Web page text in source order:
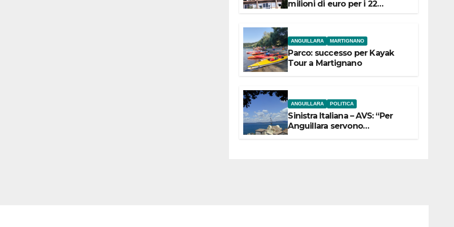
milioni di euro per i 22
ANGUILLARA MARTIGNANO
Parco: successo per Kayak
Tour a Martignano
ANGUILLARA POLITICA
Sinistra Italiana – AVS: “Per
Anguillara servono